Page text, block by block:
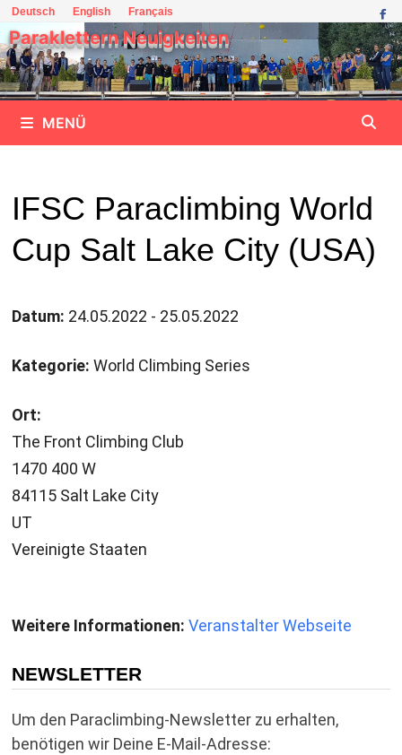
Zum
Inhalt
springen
Deutsch English Français
Paraklettern Neuigkeiten
MENÜ
IFSC Paraclimbing World
Cup Salt Lake City (USA)
Datum: 24.05.2022 - 25.05.2022
Kategorie: World Climbing Series
Ort:
The Front Climbing Club
1470 400 W
84115 Salt Lake City
UT
Vereinigte Staaten
Weitere Informationen: Veranstalter Webseite
NEWSLETTER
Um den Paraclimbing-Newsletter zu erhalten,
benötigen wir Deine E-Mail-Adresse: